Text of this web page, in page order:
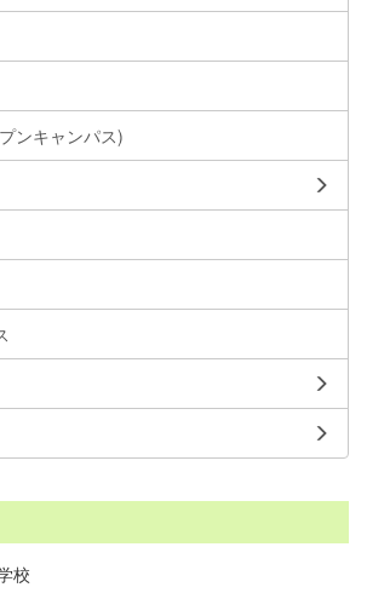
ンキャンパス)
校